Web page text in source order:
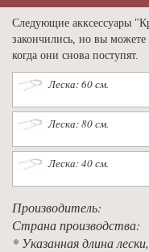
Следующие акксессуары
закончились, но вы
когда они снова поступят.
Леска: 60 см.
Леска: 80 см.
Леска: 40 см.
Производитель:
Страна производства:
* Указанная длина